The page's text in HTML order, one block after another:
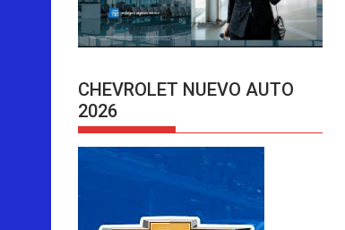
CHEVROLET NUEVO AUTO
2026